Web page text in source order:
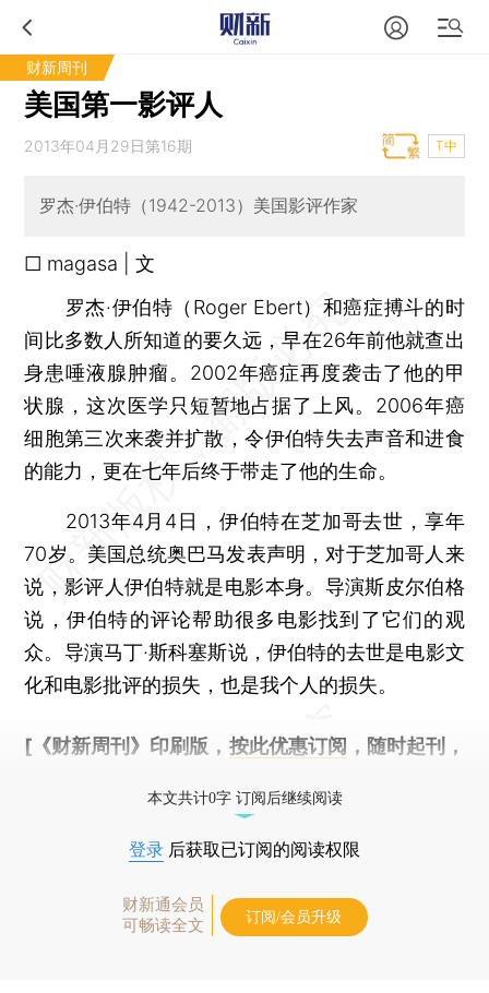
财新周刊
美国第一影评人
2013年04月29日第16期 T中
罗杰·伊伯特（1942-2013）美国影评作家
□ magasa | 文
罗杰·伊伯特（Roger Ebert）和癌症搏斗的时
间比多数人所知道的要久远，早在26年前他就查出
身患唾液腺肿瘤。2002年癌症再度袭击了他的甲
状腺，这次医学只短暂地占据了上风。2006年癌
细胞第三次来袭并扩散，令伊伯特失去声音和进食
的能力，更在七年后终于带走了他的生命。
2013年4月4日，伊伯特在芝加哥去世，享年
70岁。美国总统奥巴马发表声明，对于芝加哥人来
说，影评人伊伯特就是电影本身。导演斯皮尔伯格
说，伊伯特的评论帮助很多电影找到了它们的观
众。导演马丁·斯科塞斯说，伊伯特的去世是电影文
化和电影批评的损失，也是我个人的损失。
[《财新周刊》印刷版， 按此优惠订阅 ，随时起刊，
本文共计0字 订阅后继续阅读
登录 后获取已订阅的阅读权限
财新通会员
可畅读全文
订阅/会员升级